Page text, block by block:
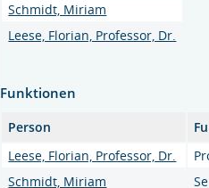
Schmidt, Miriam
Leese, Florian, Professor, Dr.
Funktionen
Person
Leese, Florian, Professor, Dr.
Schmidt, Miriam